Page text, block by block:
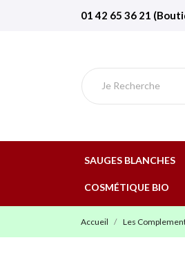
01 42 65 36 21
SAUGES BLANCHES
COSMÉTIQUE BIO
Accueil Les